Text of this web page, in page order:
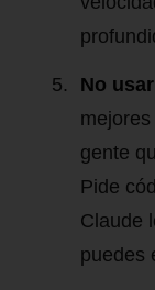
No
gente
Pide
Claude
puedes